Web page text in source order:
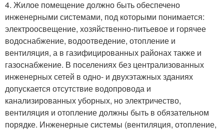
4. Жилое помещение должно быть обеспечено
инженерными системами, под которыми понимается:
электроосвещение, хозяйственно-питьевое и горячее
водоснабжение, водоотведение, отопление и
вентиляция, а в газифицированных районах также и
газоснабжение. В поселениях без централизованных
инженерных сетей в одно- и двухэтажных зданиях
допускается отсутствие водопровода и
канализированных уборных, но электричество,
вентиляция и отопление должны быть в обязательном
порядке. Инженерные системы (вентиляция, отопление,